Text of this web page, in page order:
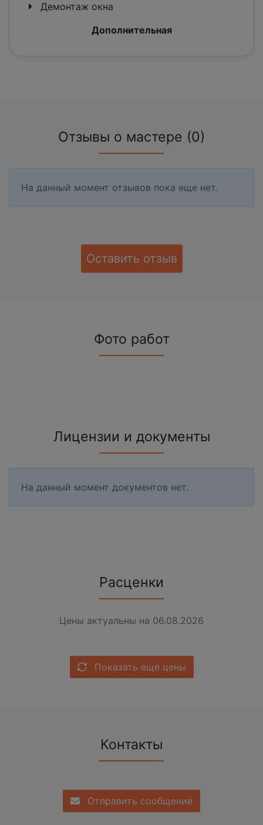
Демонтаж окна
Дополнительная
Отзывы о мастере (0)
На данный момент отзывов пока еще нет.
Оставить отзыв
Фото работ
Лицензии и документы
На данный момент документов нет.
Расценки
Цены актуальны на 06.08.2026
Показать еще цены
Контакты
Отправить сообщение